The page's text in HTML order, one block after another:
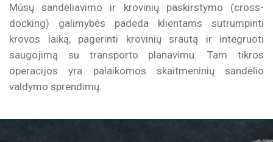
Mūsų sandėliavimo ir krovinių paskirstymo (cross-
docking) galimybės padeda klientams sutrumpinti
krovos laiką, pagerinti krovinių srautą ir integruoti
saugojimą su transporto planavimu. Tam tikros
operacijos yra palaikomos skaitmeninių sandėlio
valdymo sprendimų.